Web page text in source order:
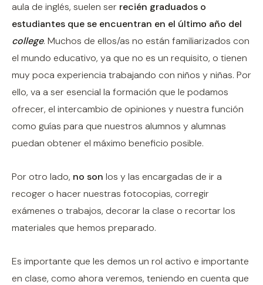
aula de inglés, suelen ser recién graduados o
estudiantes que se encuentran en el último año del
college. Muchos de ellos/as no están familiarizados con
el mundo educativo, ya que no es un requisito, o tienen
muy poca experiencia trabajando con niños y niñas. Por
ello, va a ser esencial la formación que le podamos
ofrecer, el intercambio de opiniones y nuestra función
como guías para que nuestros alumnos y alumnas
puedan obtener el máximo beneficio posible.
Por otro lado, no son los y las encargadas de ir a
recoger o hacer nuestras fotocopias, corregir
exámenes o trabajos, decorar la clase o recortar los
materiales que hemos preparado.
Es importante que les demos un rol activo e importante
en clase, como ahora veremos, teniendo en cuenta que